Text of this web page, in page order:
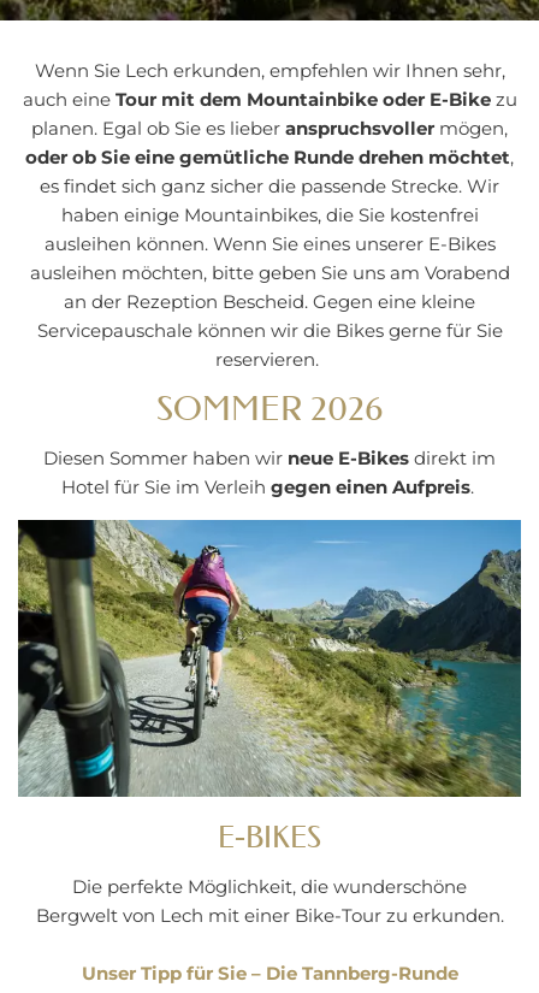
Wenn Sie Lech erkunden, empfehlen wir Ihnen sehr,
auch eineTour mit dem Mountainbike oder E-Bikezu
planen. Egal ob Sie es lieber anspruchsvoller mögen,
oder ob Sie eine gemütliche Runde drehen möchtet,
es findet sich ganz sicher die passende Strecke. Wir
haben einige Mountainbikes, die Sie kostenfrei
ausleihen können. Wenn Sie eines unserer E-Bikes
ausleihen möchten, bitte geben Sie uns am Vorabend
an der Rezeption Bescheid. Gegen eine kleine
Servicepauschale können wir die Bikes gerne für Sie
reservieren.
SOMMER 2026
Diesen Sommer haben wir neue E-Bikes direkt im
Hotel für Sie im Verleih gegen einen Aufpreis.
E-BIKES
Die perfekte Möglichkeit, die wunderschöne
Bergwelt von Lech mit einer Bike-Tour zu erkunden.
Unser Tipp für Sie – Die Tannberg-Runde